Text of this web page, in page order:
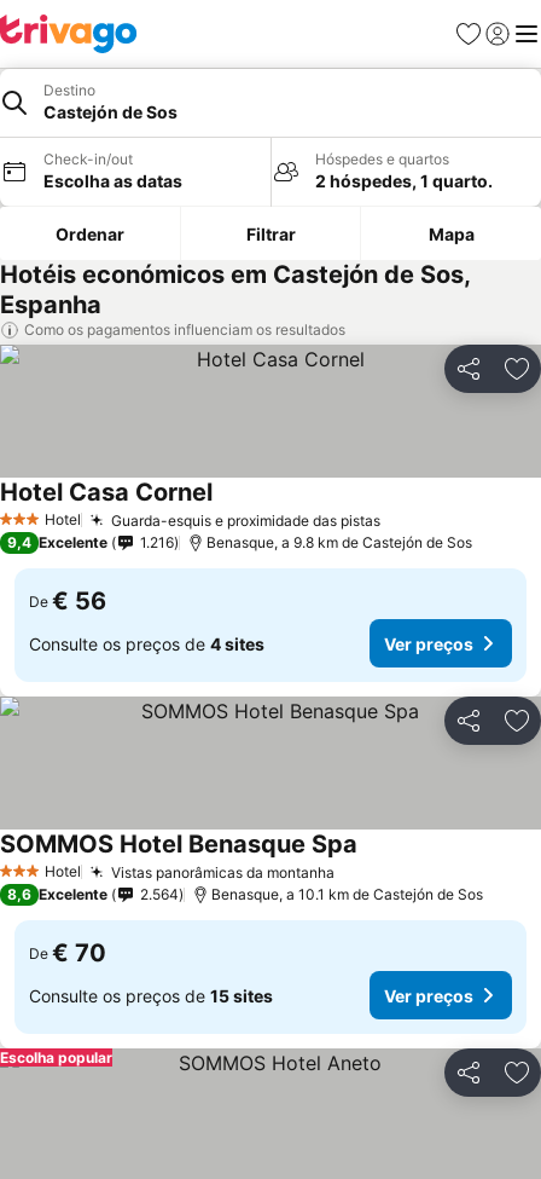
Favoritos
Iniciar
Destino
Castejón de Sos
Check-in/out
Escolha as datas
Hóspedes e quartos
2 hóspedes, 1 quarto.
Ordenar Filtrar Mapa
Hotéis económicos em Castejón de Sos,
Espanha
Como os pagamentos influenciam os resultados
Partilhar
3 EstrelasHotel Guarda-esquis e proximidade das pistasVer preços
Hotel Casa CornelVer preços
9,4 Excelente 1.216 Benasque, a 9.8 km de Castejón de Sos
De € 56
Consulte os preços de 4 sites Ver preços
Partilhar
3 EstrelasHotel Vistas panorâmicas da montanha
SOMMOS Hotel Benasque Spa
8,6 Excelente 2.564 Benasque, a 10.1 km de Castejón de Sos
De € 70
Consulte os preços de 15 sites Ver preços
Partilhar
Escolha popular